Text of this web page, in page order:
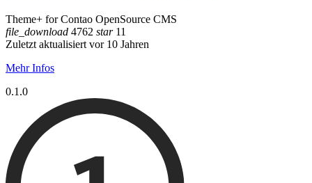
Theme+ for Contao OpenSource CMS
file_download 4762 star11
Zuletzt aktualisiert vor 10 Jahren
Mehr Infos
0.1.0